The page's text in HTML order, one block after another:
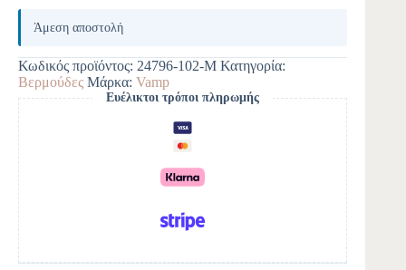
A
e
r
n
a
t
i
v
e
:
Άμεση αποστολή
Κωδικός προϊόντος: 24796-102-M Κατηγορία:
Βερμούδες Μάρκα: Vamp
Ευέλικτοι τρόποι πληρωμής